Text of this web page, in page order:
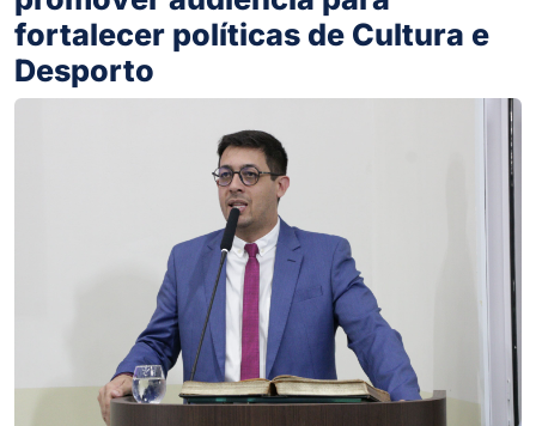
fortalecer políticas de Cultura e
Desporto